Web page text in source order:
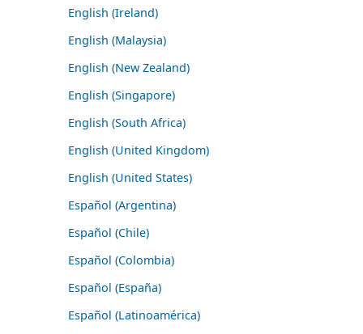
English (Ireland)
English (Malaysia)
English (New Zealand)
English (Singapore)
English (South Africa)
English (United Kingdom)
English (United States)
Español (Argentina)
Español (Chile)
Español (Colombia)
Español (España)
Español (Latinoamérica)